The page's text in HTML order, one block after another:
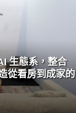
生態系，整合
從看房到成家的